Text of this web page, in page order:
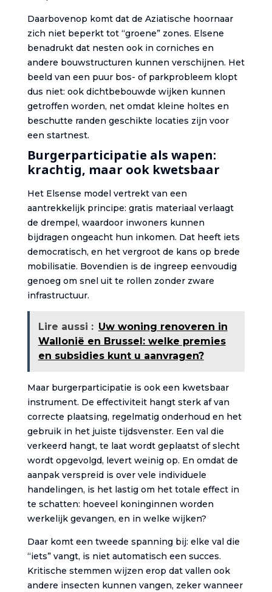
Daarbovenop komt dat de Aziatische hoornaar
zich niet beperkt tot “groene” zones. Elsene
benadrukt dat nesten ook in corniches en
andere bouwstructuren kunnen verschijnen. Het
beeld van een puur bos- of parkprobleem klopt
dus niet: ook dichtbebouwde wijken kunnen
getroffen worden, net omdat kleine holtes en
beschutte randen geschikte locaties zijn voor
een startnest.
Burgerparticipatie als wapen:
krachtig, maar ook kwetsbaar
Het Elsense model vertrekt van een
aantrekkelijk principe: gratis materiaal verlaagt
de drempel, waardoor inwoners kunnen
bijdragen ongeacht hun inkomen. Dat heeft iets
democratisch, en het vergroot de kans op brede
mobilisatie. Bovendien is de ingreep eenvoudig
genoeg om snel uit te rollen zonder zware
infrastructuur.
Lire aussi : Uw woning renoveren in
Wallonië en Brussel: welke premies
en subsidies kunt u aanvragen?
Maar burgerparticipatie is ook een kwetsbaar
instrument. De effectiviteit hangt sterk af van
correcte plaatsing, regelmatig onderhoud en het
gebruik in het juiste tijdsvenster. Een val die
verkeerd hangt, te laat wordt geplaatst of slecht
wordt opgevolgd, levert weinig op. En omdat de
aanpak verspreid is over vele individuele
handelingen, is het lastig om het totale effect in
te schatten: hoeveel koninginnen worden
werkelijk gevangen, en in welke wijken?
Daar komt een tweede spanning bij: elke val die
“iets” vangt, is niet automatisch een succes.
Kritische stemmen wijzen erop dat vallen ook
andere insecten kunnen vangen, zeker wanneer